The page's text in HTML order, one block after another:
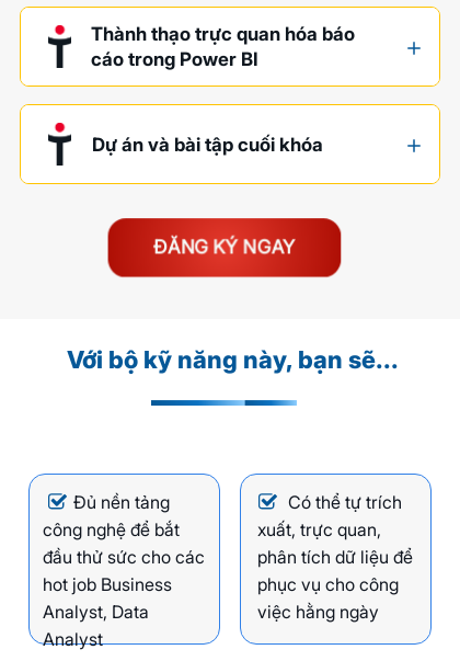
ĐĂNG KÝ NGAY
Thành thạo trực quan hóa báo
cáo trong Power BI
Dự án và bài tập cuối khóa
Với bộ kỹ năng này, bạn sẽ...
Đủ nền tảng
công nghệ để bắt
đầu thử sức cho các
hot job Business
Analyst, Data
Analyst
Có thể tự trích
xuất, trực quan,
phân tích dữ liệu để
phục vụ cho công
việc hằng ngày